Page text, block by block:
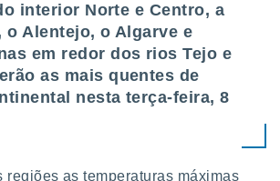
interior Norte e Centro, a
o Alentejo, o Algarve e
em redor dos rios Tejo e
as mais quentes de
nesta terça-feira, 8
regiões as temperaturas máximas